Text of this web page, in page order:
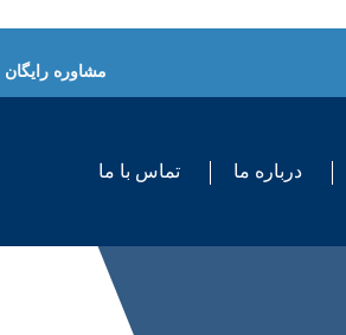
مشاوره رایگان
درباره ما تماس با ما